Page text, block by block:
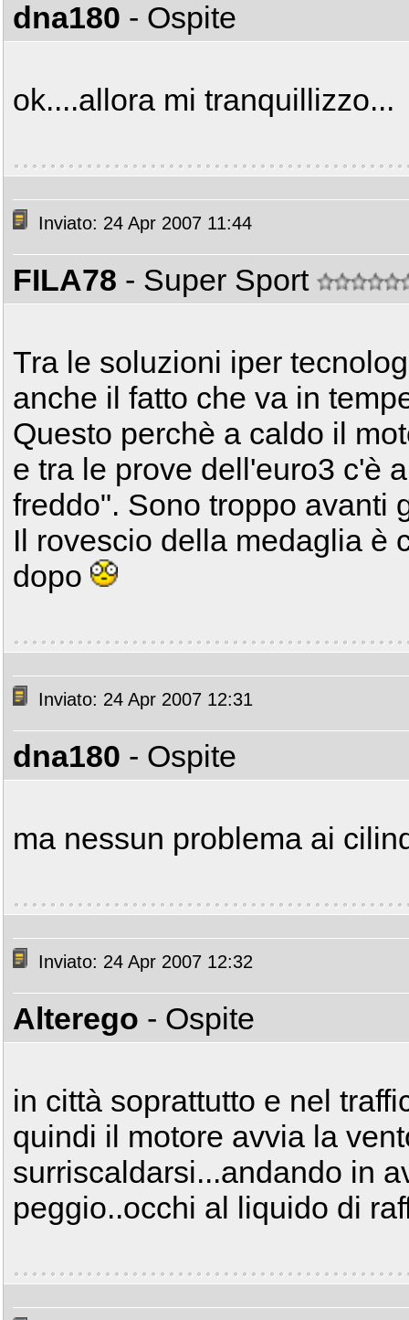
dna180 - Ospite
ok....allora mi tranquillizzo...
Inviato: 24 Apr 2007 11:44
FILA78 - Super Sport
Tra le soluzioni iper
anche il fatto che va in
Questo perchè a caldo il
e tra le prove dell'euro3 c'è
freddo". Sono troppo avanti
Il rovescio della medaglia è
dopo
Inviato: 24 Apr 2007 12:31
dna180 - Ospite
ma nessun problema ai
Inviato: 24 Apr 2007 12:32
Alterego - Ospite
in città soprattutto e nel
quindi il motore avvia la
surriscaldarsi...andando in
peggio..occhi al liquido di